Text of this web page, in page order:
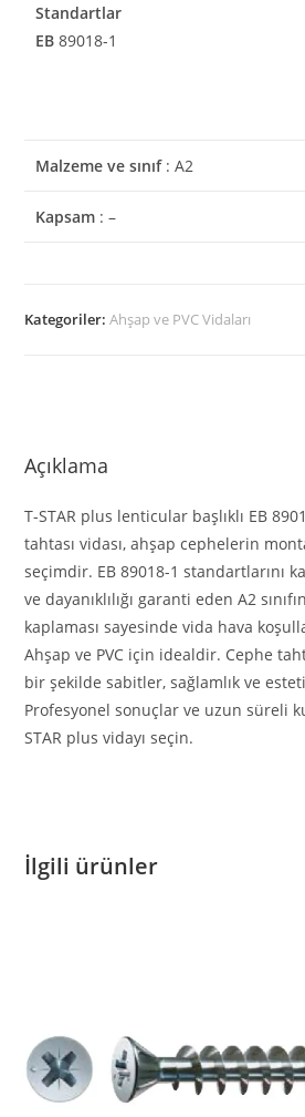
Standartlar
EB 89018-1
Malzeme ve sınıf: A2
Kapsam : –
Kategoriler:Ahşap ve PVC Vidaları
Açıklama
T-STAR plus lenticular başlıklı EB
tahtası vidası, ahşap cephelerin
seçimdir. EB 89018-1 standartlarını
ve dayanıklılığı garanti eden A2
kaplaması sayesinde vida hava
Ahşap ve PVC için idealdir. Cephe
bir şekilde sabitler, sağlamlık ve
Profesyonel sonuçlar ve uzun süreli
STAR plus vidayı seçin.
İlgili ürünler